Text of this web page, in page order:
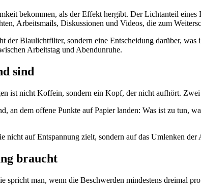
bekommen, als der Effekt hergibt. Der Lichtanteil
Arbeitsmails, Diskussionen und Videos, die zum
der Blaulichtfilter, sondern eine Entscheidung darüber,
Arbeitstag und Abendunruhe.
sind
ist nicht Koffein, sondern ein Kopf, der nicht aufhört.
an dem offene Punkte auf Papier landen: Was ist zu tun,
nicht auf Entspannung zielt, sondern auf das Umlenken
braucht
spricht man, wenn die Beschwerden mindestens dreimal